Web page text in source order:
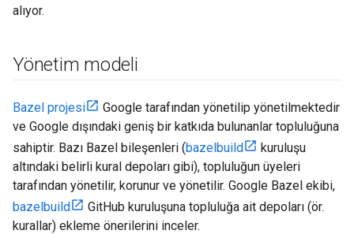
alıyor.
Yönetim modeli
Bazel projesi
Google tarafından yönetilip yönetilmektedir
ve Google dışındaki geniş bir katkıda bulunanlar topluluğuna
sahiptir. Bazı Bazel bileşenleri (bazelbuild
kuruluşu
altındaki belirli kural depoları gibi), topluluğun üyeleri
tarafından yönetilir, korunur ve yönetilir. Google Bazel ekibi,
bazelbuild
GitHub kuruluşuna topluluğa ait depoları (ör.
kurallar) ekleme önerilerini inceler.